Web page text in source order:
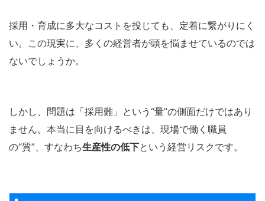
採用・育成に多大なコストを投じても、定着に繋がりにく
い。この現実に、多くの経営者が頭を悩ませているのでは
ないでしょうか。
しかし、問題は「採用難」という“量”の側面だけではあり
ません。本当に目を向けるべきは、現場で働く職員
の“質”、すなわち生産性の低下という経営リスクです。